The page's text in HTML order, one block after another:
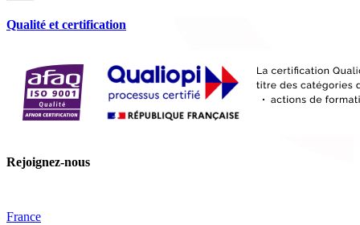
Qualité et certification
Rejoignez-nous
France